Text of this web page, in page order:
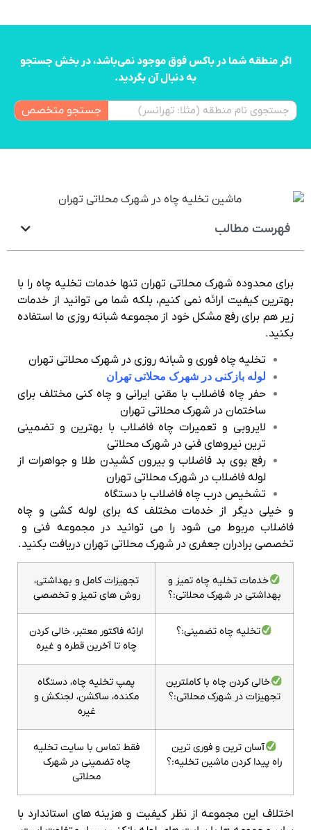
اگر منطقه شما در باکس فوق موجود نمی‌باشد، در بخش جستجو
به دنبال آن بگردید.
جستجو متخصص
فهرست مطالب
برای محدوده شهرک محلاتی تهران تنها خدمات تخلیه چاه را با
بهترین کیفیت ارائه نمی کنیم، بلکه شما می توانید از خدمات
زیر هم برای رفع مشکل خود از مجموعه شبانه روزی ما استفاده
بکنید.
تخلیه چاه فوری و شبانه روزی در شهرک محلاتی تهران
لوله بازکنی در شهرک محلاتی تهران
حفر چاه فاضلاب با مقنی ایرانی و چاه کنی مختلف برای
ساختمان در شهرک محلاتی تهران
لایروبی و تعمیرات چاه فاضلاب با بهترین و تضمینی
ترین نیروهای فنی در شهرک محلاتی
رفع بوی بد فاضلاب و بیرون کشیدن طلا و جواهرات از
لوله فاضلاب در شهرک محلاتی تهران
تشخیص درب چاه فاضلاب با دستگاه
و خیلی دیگر از خدمات مختلف که برای لوله کشی و چاه
فاضلاب مربوط می شود را می توانید در مجموعه فنی و
تخصصی برادران جعفری در شهرک محلاتی تهران دریافت بکنید.
خدمات تخلیه چاه تمیز و
بهداشتی در شهرک محلاتی:؟
تجهیزات کامل و بهداشتی،
روش های تمیز و تخصصی
تخلیه چاه تضمینی:؟
ارائه فاکتور معتبر، خالی کردن
چاه تا آخرین قطره و غیره
خالی کردن چاه با کاملترین
تجهیزات در شهرک محلاتی:؟
پمپ تخلیه چاه، دستگاه
مکنده، ساکشن، لجنکش و
غیره
آسان ترین و فوری ترین
راه پیدا کردن ماشین تخلیه:؟
فقط تماس با سایت تخلیه
چاه تضمینی در شهرک
محلاتی
اختلاف این مجموعه از نظر کیفیت و هزینه های استاندارد با